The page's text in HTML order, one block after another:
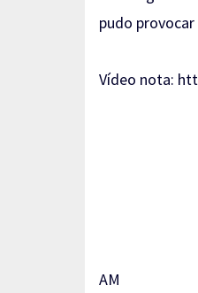
pudo
Vídeo nota:
AM